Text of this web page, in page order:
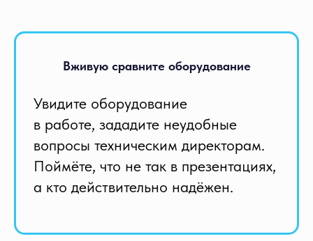
Вживую сравните оборудование
Увидите оборудование
в работе, зададите неудобные
вопросы техническим директорам.
Поймёте, что не так в презентациях,
а кто действительно надёжен.